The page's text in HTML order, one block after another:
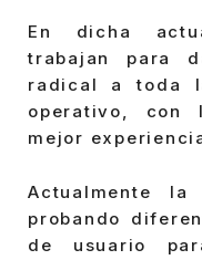
En dicha
trabajan para
radical a toda
operativo, con
mejor
Actualmente la
probando
de usuario